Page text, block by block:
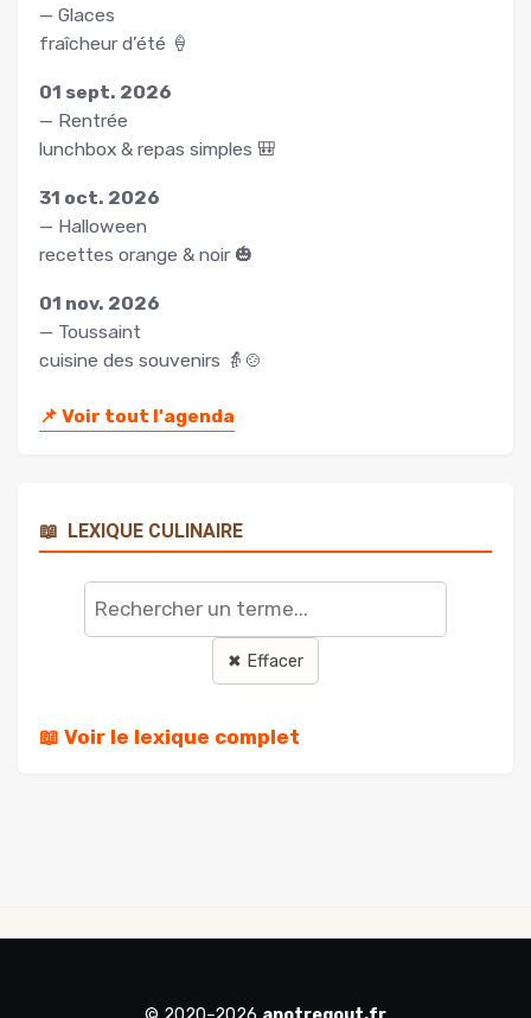
— Glaces
fraîcheur d’été 🍦
01 sept. 2026
— Rentrée
lunchbox & repas simples 🎒
31 oct. 2026
— Halloween
recettes orange & noir 🎃
01 nov. 2026
— Toussaint
cuisine des souvenirs 👵🍲
📌 Voir tout l'agenda
📖 LEXIQUE CULINAIRE
Rechercher
terme
✖ Effacer
📖 Voir le lexique complet